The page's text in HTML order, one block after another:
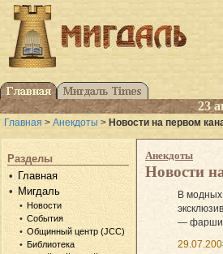
23
Главная > Анекдоты > Новости на первом
Разделы
Главная
Мигдаль
Новости
События
Общинный центр (JCC)
Библиотека
Анекдоты
Новости
В модных
—